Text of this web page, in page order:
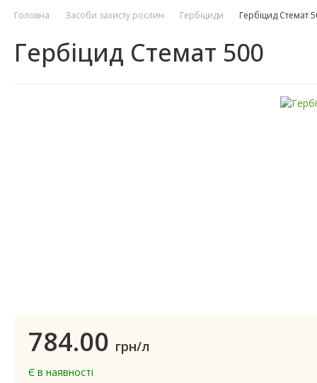
Головна Засоби захисту рослин Гербіциди Гербіцид Стемат
Гербіцид Стемат 500
784.00 грн/л
Є в наявності